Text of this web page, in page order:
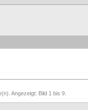
Angezeigt: Bild 1 bis 9.